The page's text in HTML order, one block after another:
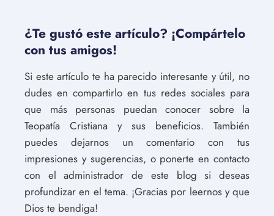
¿Te gustó este artículo? ¡Compártelo
con tus amigos!
Si este artículo te ha parecido interesante y útil, no
dudes en compartirlo en tus redes sociales para
que más personas puedan conocer sobre la
Teopatía Cristiana y sus beneficios. También
puedes dejarnos un comentario con tus
impresiones y sugerencias, o ponerte en contacto
con el administrador de este blog si deseas
profundizar en el tema. ¡Gracias por leernos y que
Dios te bendiga!